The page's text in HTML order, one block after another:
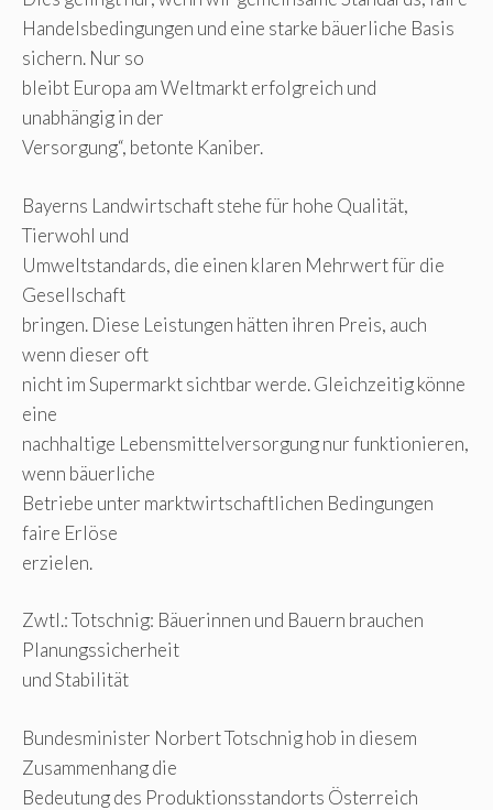
Handelsbedingungen und eine starke bäuerliche Basis
sichern. Nur so
bleibt Europa am Weltmarkt erfolgreich und
unabhängig in der
Versorgung“, betonte Kaniber.
Bayerns Landwirtschaft stehe für hohe Qualität,
Tierwohl und
Umweltstandards, die einen klaren Mehrwert für die
Gesellschaft
bringen. Diese Leistungen hätten ihren Preis, auch
wenn dieser oft
nicht im Supermarkt sichtbar werde. Gleichzeitig könne
eine
nachhaltige Lebensmittelversorgung nur funktionieren,
wenn bäuerliche
Betriebe unter marktwirtschaftlichen Bedingungen
faire Erlöse
erzielen.
Zwtl.: Totschnig: Bäuerinnen und Bauern brauchen
Planungssicherheit
und Stabilität
Bundesminister Norbert Totschnig hob in diesem
Zusammenhang die
Bedeutung des Produktionsstandorts Österreich